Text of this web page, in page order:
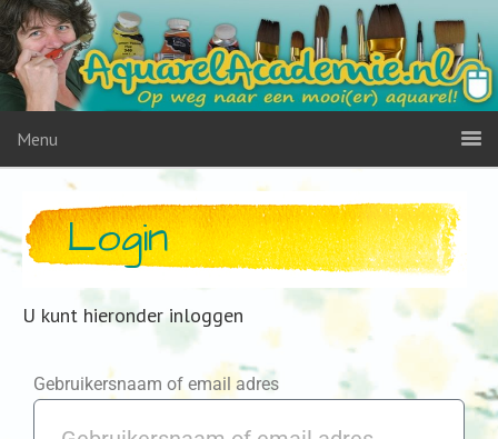
Menu
Login
U kunt hieronder inloggen
Gebruikersnaam of email adres